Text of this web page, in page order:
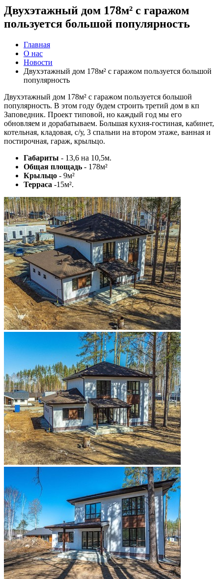
Двухэтажный дом 178м² с гаражом
пользуется большой популярность
Главная
О нас
Новости
Двухэтажный дом 178м² с гаражом пользуется большой
популярность
Двухэтажный дом 178м² с гаражом пользуется большой
популярность. В этом году будем строить третий дом в кп
Заповедник. Проект типовой, но каждый год мы его
обновляем и дорабатываем. Большая кухня-гостиная, кабинет,
котельная, кладовая, с/у, 3 спальни на втором этаже, ванная и
постирочная, гараж, крыльцо.
Габариты - 13,6 на 10,5м.
Общая площадь - 178м²
Крыльцо - 9м²
Терраса -15м².